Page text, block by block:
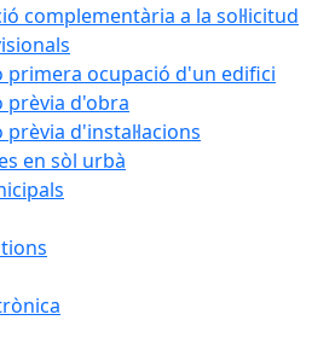
complementària a la sol·licitud
primera ocupació d'un edifici
prèvia d'obra
d'instal·lacions
en sòl urbà